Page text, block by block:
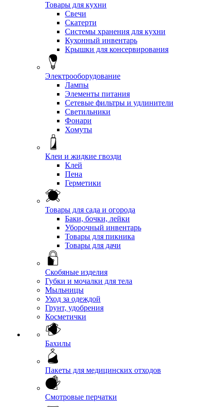
Товары для кухни
Свечи
Скатерти
Системы хранения для кухни
Кухонный инвентарь
Крышки для консервирования
Электрооборудование
Лампы
Элементы питания
Сетевые фильтры и удлинители
Светильники
Фонари
Хомуты
Клеи и жидкие гвозди
Клей
Пена
Герметики
Товары для сада и огорода
Баки, бочки, лейки
Уборочный инвентарь
Товары для пикника
Товары для дачи
Скобяные изделия
Губки и мочалки для тела
Мыльницы
Уход за одеждой
Грунт, удобрения
Косметички
Бахилы
Пакеты для медицинских отходов
Смотровые перчатки